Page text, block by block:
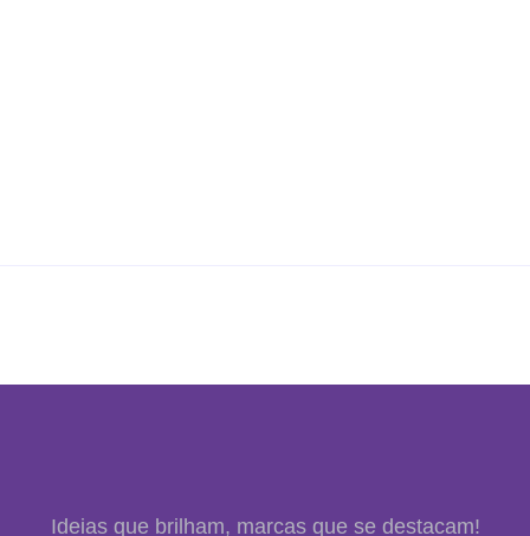
Ideias que brilham, marcas que se destacam!